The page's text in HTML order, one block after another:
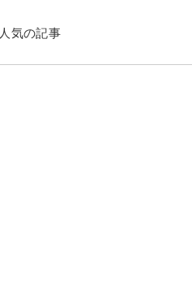
人気の記事